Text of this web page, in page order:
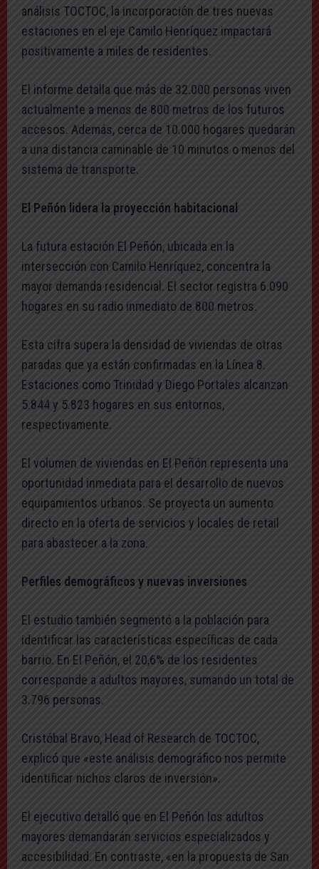
análisis TOCTOC, la incorporación de tres nuevas
estaciones en el eje Camilo Henríquez impactará
positivamente a miles de residentes.
El informe detalla que más de 32.000 personas viven
actualmente a menos de 800 metros de los futuros
accesos. Además, cerca de 10.000 hogares quedarán
a una distancia caminable de 10 minutos o menos del
sistema de transporte.
El Peñón lidera la proyección habitacional
La futura estación El Peñón, ubicada en la
intersección con Camilo Henríquez, concentra la
mayor demanda residencial. El sector registra 6.090
hogares en su radio inmediato de 800 metros.
Esta cifra supera la densidad de viviendas de otras
paradas que ya están confirmadas en la Línea 8.
Estaciones como Trinidad y Diego Portales alcanzan
5.844 y 5.823 hogares en sus entornos,
respectivamente.
El volumen de viviendas en El Peñón representa una
oportunidad inmediata para el desarrollo de nuevos
equipamientos urbanos. Se proyecta un aumento
directo en la oferta de servicios y locales de retail
para abastecer a la zona.
Perfiles demográficos y nuevas inversiones
El estudio también segmentó a la población para
identificar las características específicas de cada
barrio. En El Peñón, el 20,6% de los residentes
corresponde a adultos mayores, sumando un total de
3.796 personas.
Cristóbal Bravo, Head of Research de TOCTOC,
explicó que «este análisis demográfico nos permite
identificar nichos claros de inversión».
El ejecutivo detalló que en El Peñón los adultos
mayores demandarán servicios especializados y
accesibilidad. En contraste, «en la propuesta de San